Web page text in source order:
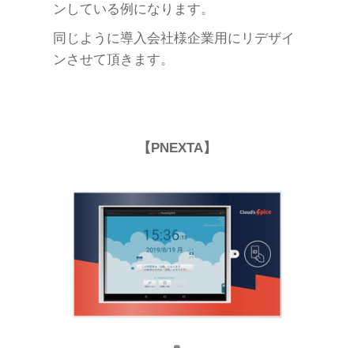
ンしている例になります。
同じように導入会社様企業用にリデザイ
ンさせて頂きます。
【PNEXTA】